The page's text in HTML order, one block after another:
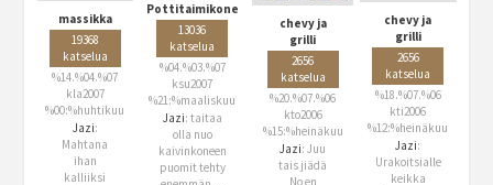
massikka
19368
katselua
%14.%04.%07
kla2007
%00:%huhtikuu
Jazi:
Mahtana
ihan
kalliiksi
Pottitaimikone
13036
katselua
%04.%03.%07
ksu2007
%21:%maaliskuu
Jazi: taitaa
olla nuo
kaivinkoneen
puomit tehty
chevy ja
grilli
2656
katselua
%20.%07.%06
kto2006
%15:%heinäkuu
Jazi: Juu
tais jiädä
No en
chevy ja
grilli
2656
katselua
%18.%07.%06
kti2006
%12:%heinäkuu
Jazi:
Urakoitsialle
keikka